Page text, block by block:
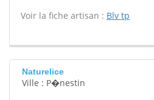
Voir la fiche artisan : Blv tp
Naturelice
Ville : P�nestin